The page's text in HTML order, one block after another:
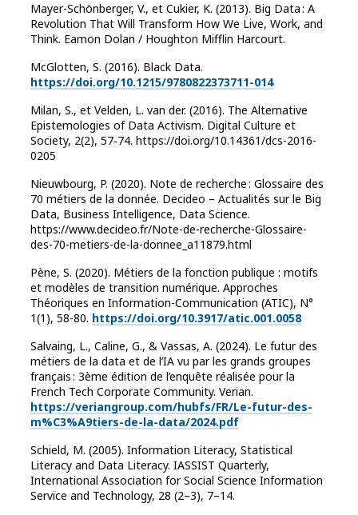
Mayer-Schönberger, V., et Cukier, K. (2013). Big Data : A
Revolution That Will Transform How We Live, Work, and
Think. Eamon Dolan / Houghton Mifflin Harcourt.
McGlotten, S. (2016). Black Data.
https://doi.org/10.1215/9780822373711-014
Milan, S., et Velden, L. van der. (2016). The Alternative
Epistemologies of Data Activism. Digital Culture et
Society, 2(2), 57‑74. https://doi.org/10.14361/dcs-2016-
0205
Nieuwbourg, P. (2020). Note de recherche : Glossaire des
70 métiers de la donnée. Decideo – Actualités sur le Big
Data, Business Intelligence, Data Science.
https://www.decideo.fr/Note-de-recherche-Glossaire-
des-70-metiers-de-la-donnee_a11879.html
Pène, S. (2020). Métiers de la fonction publique : motifs
et modèles de transition numérique. Approches
Théoriques en Information-Communication (ATIC), N°
1(1), 58-80. https://doi.org/10.3917/atic.001.0058
Salvaing, L., Caline, G., & Vassas, A. (2024). Le futur des
métiers de la data et de l’IA vu par les grands groupes
français : 3ème édition de l’enquête réalisée pour la
French Tech Corporate Community. Verian.
https://veriangroup.com/hubfs/FR/Le-futur-des-
m%C3%A9tiers-de-la-data/2024.pdf
Schield, M. (2005). Information Literacy, Statistical
Literacy and Data Literacy. IASSIST Quarterly,
International Association for Social Science Information
Service and Technology, 28 (2–3), 7–14.